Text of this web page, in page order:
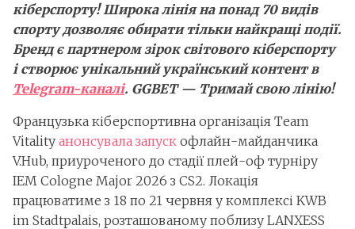
кіберспорту! Широка лінія на понад 70 видів
спорту дозволяє обирати тільки найкращі події.
Бренд є партнером зірок світового кіберспорту
і створює унікальний український контент в
Telegram-каналі. GGBET — Тримай свою лінію!
Французька кіберспортивна організація Team
Vitality анонсувала запуск офлайн-майданчика
V.Hub, приуроченого до стадії плей-оф турніру
IEM Cologne Major 2026 з CS2. Локація
працюватиме з 18 по 21 червня у комплексі KWB
im Stadtpalais, розташованому поблизу LANXESS